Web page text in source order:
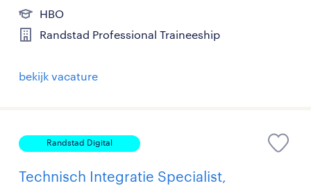
HBO
Randstad Professional Traineeship
bekijk vacature
Randstad Digital
Technisch Integratie Specialist,